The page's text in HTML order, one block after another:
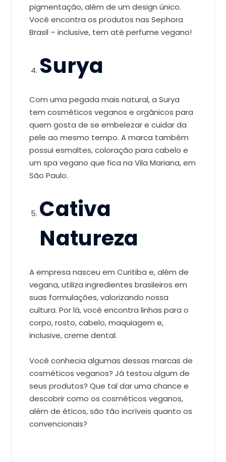
pigmentação, além de um design único.
Você encontra os produtos nas Sephora
Brasil – inclusive, tem até perfume vegano!
Surya
Com uma pegada mais natural, a Surya
tem cosméticos veganos e orgânicos para
quem gosta de se embelezar e cuidar da
pele ao mesmo tempo. A marca também
possui esmaltes, coloração para cabelo e
um spa vegano que fica na Vila Mariana, em
São Paulo.
Cativa
Natureza
A empresa nasceu em Curitiba e, além de
vegana, utiliza ingredientes brasileiros em
suas formulações, valorizando nossa
cultura. Por lá, você encontra linhas para o
corpo, rosto, cabelo, maquiagem e,
inclusive, creme dental.
Você conhecia algumas dessas marcas de
cosméticos veganos? Já testou algum de
seus produtos? Que tal dar uma chance e
descobrir como os cosméticos veganos,
além de éticos, são tão incríveis quanto os
convencionais?